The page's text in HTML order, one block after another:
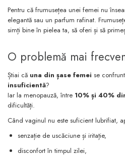
Pentru că frumusețea unei femei nu
elegantă sau un parfum rafinat.
simți bine în pielea ta, să oferi și să
O problemă mai
Știai că una din șase femei se
insuficientă?
Iar la menopauză, între 10% și 40%
dificultăți.
Când vaginul nu este suficient lubrifiat,
senzație de uscăciune și iritație,
disconfort în timpul zilei,